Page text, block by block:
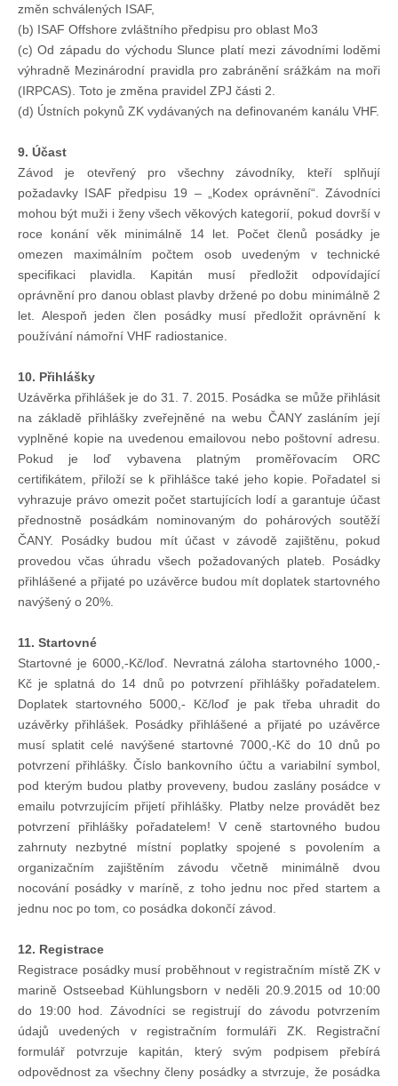
Knihy k prodeji
Kontakt
Mé inzeráty
změn schválených ISAF,
(b) ISAF Offshore zvláštního předpisu pro oblast Mo3
(c) Od západu do východu Slunce platí mezi závodními loděmi
výhradně Mezinárodní pravidla pro zabránění srážkám na moři
(IRPCAS). Toto je změna pravidel ZPJ části 2.
(d) Ústních pokynů ZK vydávaných na definovaném kanálu VHF.
9. Účast
Závod je otevřený pro všechny závodníky, kteří splňují
požadavky ISAF předpisu 19 – „Kodex oprávnění“. Závodníci
mohou být muži i ženy všech věkových kategorií, pokud dovrší v
roce konání věk minimálně 14 let. Počet členů posádky je
omezen maximálním počtem osob uvedeným v technické
specifikaci plavidla. Kapitán musí předložit odpovídající
oprávnění pro danou oblast plavby držené po dobu minimálně 2
let. Alespoň jeden člen posádky musí předložit oprávnění k
používání námořní VHF radiostanice.
10. Přihlášky
Uzávěrka přihlášek je do 31. 7. 2015. Posádka se může přihlásit
na základě přihlášky zveřejněné na webu ČANY zasláním její
vyplněné kopie na uvedenou emailovou nebo poštovní adresu.
Pokud je loď vybavena platným proměřovacím ORC
certifikátem, přiloží se k přihlášce také jeho kopie. Pořadatel si
vyhrazuje právo omezit počet startujících lodí a garantuje účast
přednostně posádkám nominovaným do pohárových soutěží
ČANY. Posádky budou mít účast v závodě zajištěnu, pokud
provedou včas úhradu všech požadovaných plateb. Posádky
přihlášené a přijaté po uzávěrce budou mít doplatek startovného
navýšený o 20%.
11. Startovné
Startovné je 6000,-Kč/loď. Nevratná záloha startovného 1000,-
Kč je splatná do 14 dnů po potvrzení přihlášky pořadatelem.
Doplatek startovného 5000,- Kč/loď je pak třeba uhradit do
uzávěrky přihlášek. Posádky přihlášené a přijaté po uzávěrce
musí splatit celé navýšené startovné 7000,-Kč do 10 dnů po
potvrzení přihlášky. Číslo bankovního účtu a variabilní symbol,
pod kterým budou platby proveveny, budou zaslány posádce v
emailu potvrzujícím přijetí přihlášky. Platby nelze provádět bez
potvrzení přihlášky pořadatelem! V ceně startovného budou
zahrnuty nezbytné místní poplatky spojené s povolením a
organizačním zajištěním závodu včetně minimálně dvou
nocování posádky v maríně, z toho jednu noc před startem a
jednu noc po tom, co posádka dokončí závod.
12. Registrace
Registrace posádky musí proběhnout v registračním místě ZK v
marině Ostseebad Kühlungsborn v neděli 20.9.2015 od 10:00
do 19:00 hod. Závodníci se registrují do závodu potvrzením
údajů uvedených v registračním formuláři ZK. Registrační
formulář potvrzuje kapitán, který svým podpisem přebírá
odpovědnost za všechny členy posádky a stvrzuje, že posádka